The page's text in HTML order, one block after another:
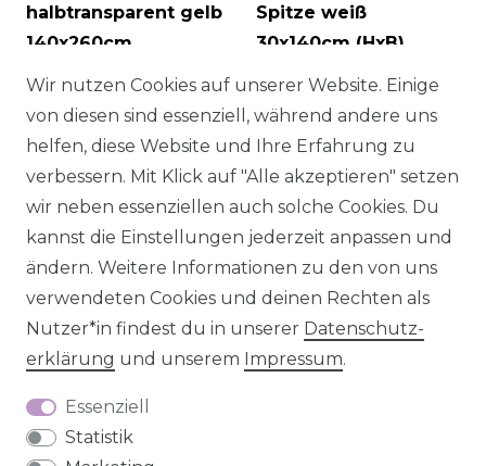
halbtransparent gelb
140x260cm
UVP 24,95 €
22,95 € *
Spitze weiß
30x140cm (HxB)
UVP 27,95 €
23,95 € *
Meter | 23,95 € / Meter
Scheibengardine
Wir nutzen Cookies auf unserer Website. Einige
von diesen sind essenziell, während andere uns
helfen, diese Website und Ihre Erfahrung zu
verbessern. Mit Klick auf "Alle akzeptieren" setzen
wir neben essenziellen auch solche Cookies. Du
kannst die Einstellungen jederzeit anpassen und
ändern. Weitere Informationen zu den von uns
verwendeten Cookies und deinen Rechten als
Nutzer*in findest du in unserer Daten­schutz­
erklärung und unserem Impressum.
Essenziell
Statistik